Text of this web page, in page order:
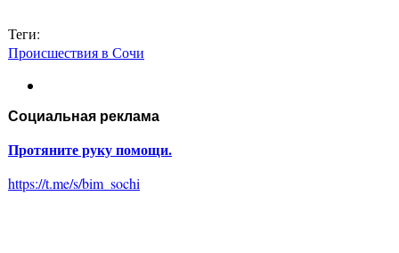
Теги:
Происшествия в Сочи
Социальная реклама
Протяните руку помощи.
https://t.me/s/bim_sochi